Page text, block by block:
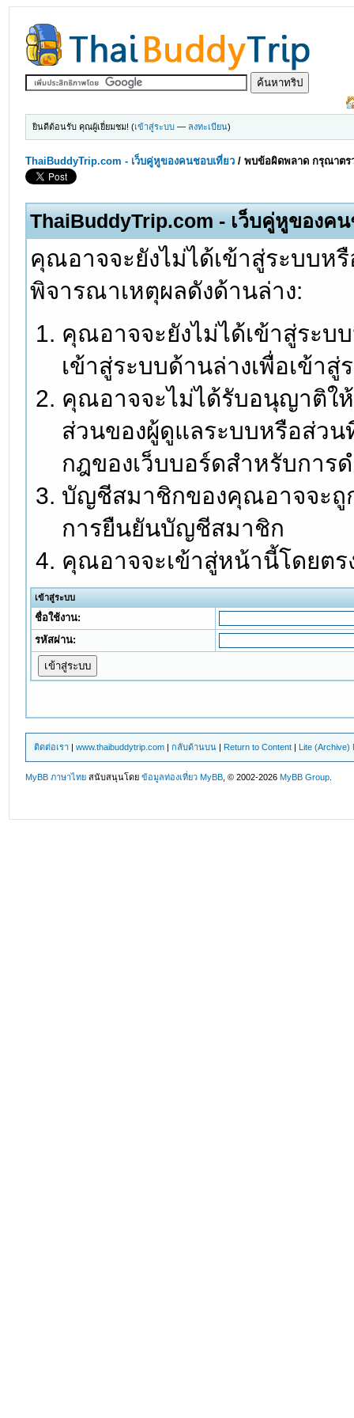
ยินดีต้อนรับ คุณผู้เยี่ยมชม! (เข้าสู่ระบบ — ลงทะเบียน)
ThaiBuddyTrip.com - เว็บคู่หูของคนชอบเที่ยว /พบข้อผิดพลาด กรุณาตร
ThaiBuddyTrip.com - เว็บคู่หูของค
คุณอาจจะยังไม่ได้เข้าสู่ระบบ
พิจารณาเหตุผลดังด้านล่าง:
คุณอาจจะยังไม่ได้เข้าสู่ระบ
เข้าสู่ระบบด้านล่างเพื่อเข้า
คุณอาจจะไม่ได้รับอนุญาติใ
ส่วนของผู้ดูแลระบบหรือส่ว
กฎของเว็บบอร์ดสำหรับการ
บัญชีสมาชิกของคุณอาจจะถู
การยืนยันบัญชีสมาชิก
คุณอาจจะเข้าสู่หน้านี้โดยต
เข้าสู่ระบบ
ชื่อใช้งาน:
รหัสผ่าน:
ติดต่อเรา |www.thaibuddytrip.com |กลับด้านบน | Return to Content | Lite (Archive)
MyBB ภาษาไทย สนับสนุนโดยข้อมูลท่องเที่ยว MyBB , © 2002-2026MyBB Group